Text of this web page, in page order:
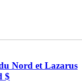
Nord et Lazarus
$